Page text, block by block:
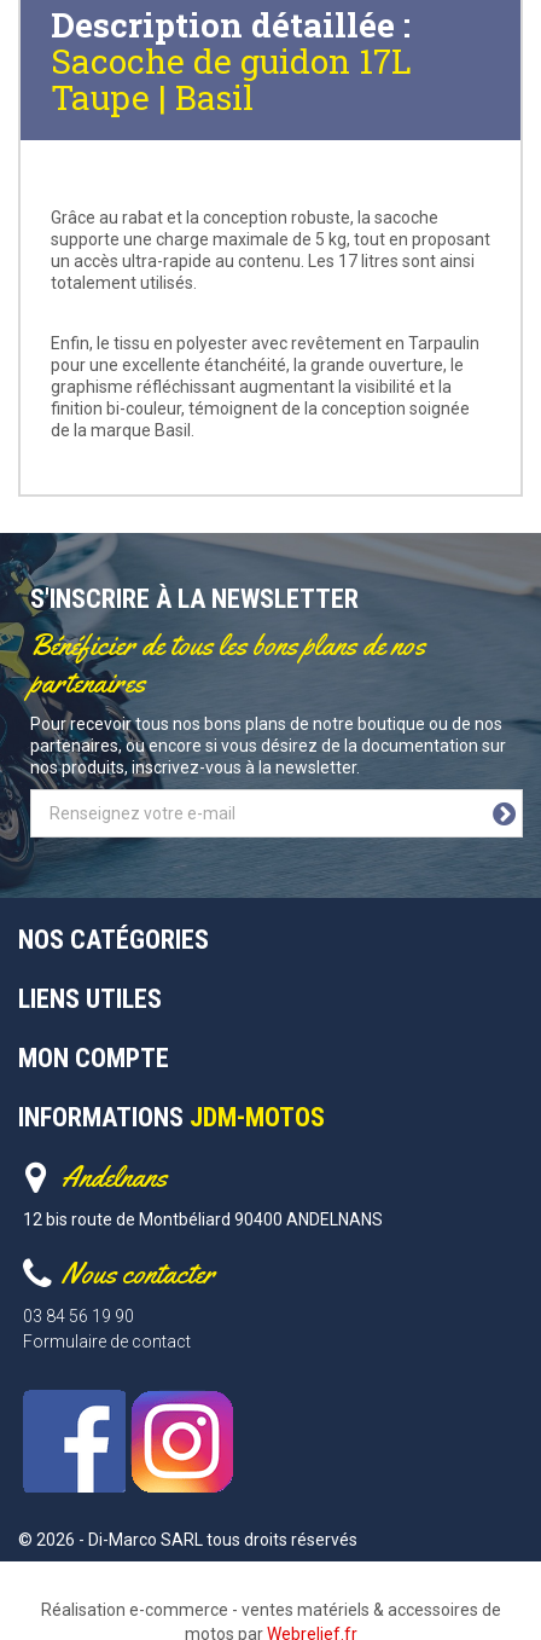
Description détaillée :
Sacoche de guidon 17L
Taupe | Basil
Grâce au rabat et la conception robuste, la sacoche
supporte une charge maximale de 5 kg, tout en proposant
un accès ultra-rapide au contenu. Les 17 litres sont ainsi
totalement utilisés.
Enfin, le tissu en polyester avec revêtement en Tarpaulin
pour une excellente étanchéité, la grande ouverture, le
graphisme réfléchissant augmentant la visibilité et la
finition bi-couleur, témoignent de la conception soignée
de la marque Basil.
S'INSCRIRE À LA NEWSLETTER
Bénéficier de tous les bons plans de nos
partenaires
Pour recevoir tous nos bons plans de notre boutique ou de nos
partenaires, ou encore si vous désirez de la documentation sur
nos produits, inscrivez-vous à la newsletter.
NOS CATÉGORIES
LIENS UTILES
MON COMPTE
INFORMATIONS JDM-MOTOS
Andelnans
12 bis route de Montbéliard 90400 ANDELNANS
Nous contacter
03 84 56 19 90
Formulaire de contact
© 2026 - Di-Marco SARL tous droits réservés
Réalisation e-commerce - ventes matériels & accessoires de
motos parWebrelief.fr